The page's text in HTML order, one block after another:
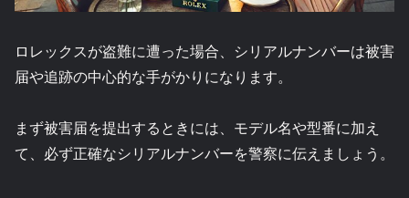
ロレックスが盗難に遭った場合、シリアルナンバーは被害
届や追跡の中心的な手がかりになります。
まず被害届を提出するときには、モデル名や型番に加え
て、必ず正確なシリアルナンバーを警察に伝えましょう。